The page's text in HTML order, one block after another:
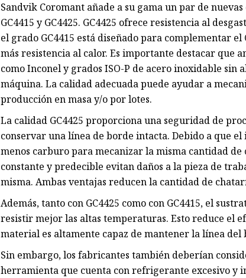
Sandvik Coromant añade a su gama un par de
GC4415 y GC4425. GC4425 ofrece resistencia al
el grado GC4415 está diseñado para complementar
más resistencia al calor. Es importante destacar que
como Inconel y grados ISO-P de acero inoxidable sin
máquina. La calidad adecuada puede ayudar a
producción en masa y/o por lotes.
La calidad GC4425 proporciona una seguridad de
conservar una línea de borde intacta. Debido a que
menos carburo para mecanizar la misma cantidad
constante y predecible evitan daños a la pieza de
misma. Ambas ventajas reducen la cantidad de
Además, tanto con GC4425 como con GC4415, el
resistir mejor las altas temperaturas. Esto reduce el
material es altamente capaz de mantener la línea
Sin embargo, los fabricantes también deberían
herramienta que cuenta con refrigerante excesivo y